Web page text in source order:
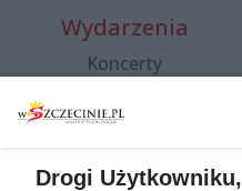
Wydarzenia
Koncerty
Spacery i oprowadzania
targi
Drogi Użytkowniku,